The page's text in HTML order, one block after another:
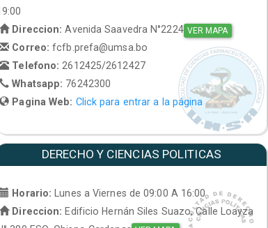
Direccion: Avenida Saavedra N°2224 VER MAPA
Correo:fcfb.prefa@umsa.bo
Telefono:2612425/2612427
Whatsapp: 76242300
Pagina Web: Click para entrar a la página
DERECHO Y CIENCIAS POLITICAS
Horario:
Lunes a Viernes de 09:00 A 16:00
Direccion: Edificio Hernán Siles Suazo, Calle Loayza